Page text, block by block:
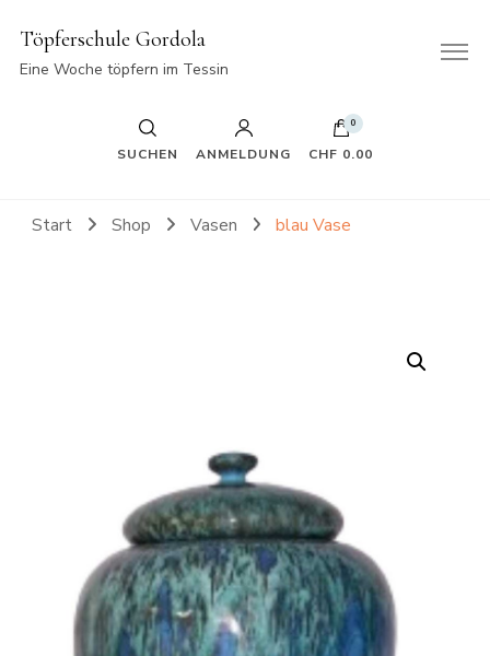
Töpferschule Gordola
Eine Woche töpfern im Tessin
SUCHEN ANMELDUNG
0
CHF 0.00
Start Shop Vasen blau Vase